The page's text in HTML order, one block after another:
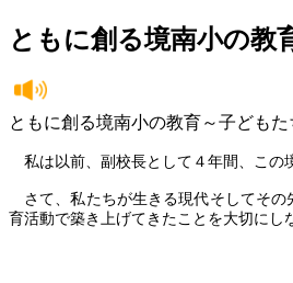
ともに創る境南小の教
ともに創る境南小の教育～子ども
私は以前、副校長として４年間、この
さて、私たちが生きる現代そしてそ
育活動で築き上げてきたことを大切にし